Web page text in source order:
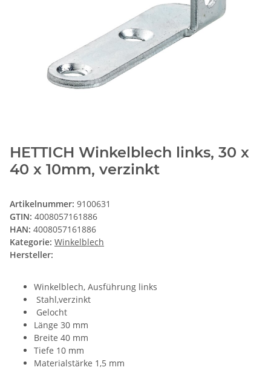
HETTICH Winkelblech links, 30 x
40 x 10mm, verzinkt
Artikelnummer: 9100631
GTIN: 4008057161886
HAN: 4008057161886
Kategorie: Winkelblech
Hersteller:
Winkelblech, Ausführung links
Stahl,verzinkt
Gelocht
Länge 30 mm
Breite 40 mm
Tiefe 10 mm
Materialstärke 1,5 mm